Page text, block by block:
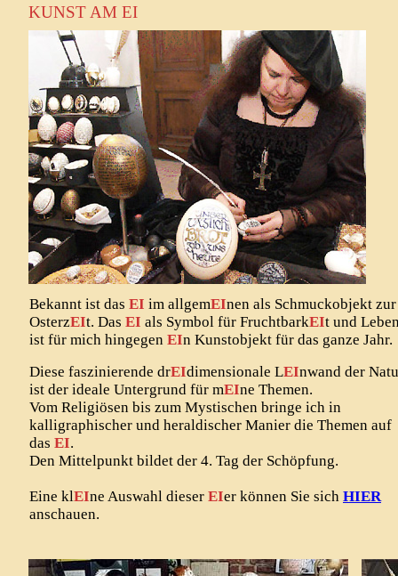
KUNST AM EI
Bekannt ist das EI im allgemEInen als Schmuckobjekt zur
OsterzEIt. Das EI als Symbol für FruchtbarkEIt und
ist für mich hingegen EIn Kunstobjekt für das ganze Jahr.
Diese faszinierende drEIdimensionale LEInwand der
ist der ideale Untergrund für mEIne Themen.
Vom Religiösen bis zum Mystischen bringe ich in
kalligraphischer und heraldischer Manier die Themen auf
das EI.
Den Mittelpunkt bildet der 4. Tag der Schöpfung.
Eine klEIne Auswahl dieser EIer können Sie sich HIER
anschauen.